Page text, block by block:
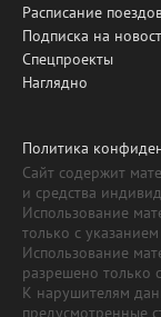
Расписание
Подписка на
Спецпроекты
Наглядно
Политика
Сайт содержит
и средства
Использование
только с
Использование
разрешено только
К нарушителям
предусмотренные